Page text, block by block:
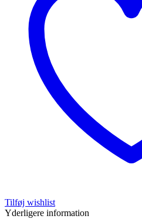
Tilføj wishlist
Yderligere information